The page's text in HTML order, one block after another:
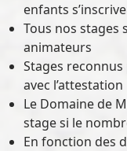
enfants
Tous nos stages
animateurs
Stages reconnus
avec l’attestation
Le Domaine de
stage si le
En fonction des